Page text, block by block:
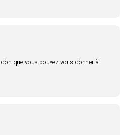
que vous pouvez vous donner à